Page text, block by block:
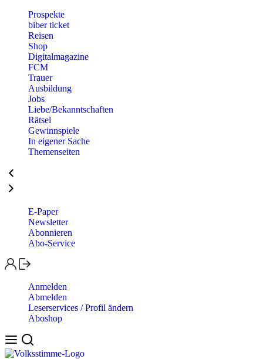
Prospekte
biber ticket
Reisen
Shop
Digitalmagazine
FCM
Trauer
Ausbildung
Jobs
Liebe/Bekanntschaften
Rätsel
Gewinnspiele
In eigener Sache
Themenseiten
E-Paper
Newsletter
Abonnieren
Abo-Service
Anmelden
Abmelden
Leserservices / Profil ändern
Aboshop